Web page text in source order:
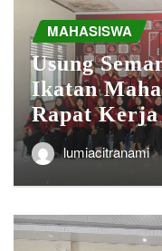
Riza
Resmi
Pendidikan
Universitas
lumiacitranami